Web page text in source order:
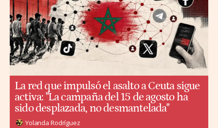
La red que impulsó el asalto a Ceuta sigue
activa: "La campaña del 15 de agosto ha
sido desplazada, no desmantelada"
Yolanda Rodríguez